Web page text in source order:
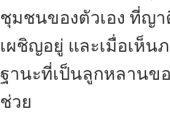
ชุมชนของตัวเอง ที่ญ
เผชิญอยู่ และเมื่อเห็
ฐานะที่เป็นลูกหลานข
ช่วย